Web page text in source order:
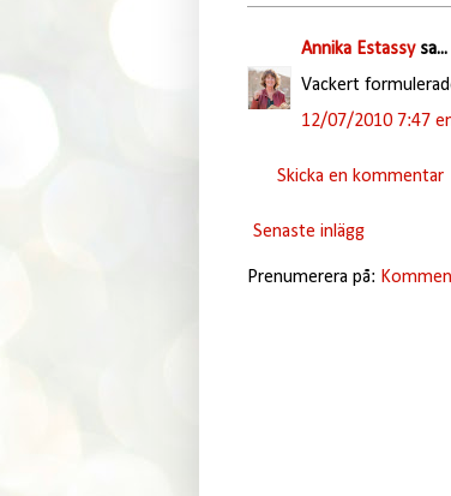
Annika Estassysa...
Vackert
12/07/2010 7:47
Skicka en kommentar
Senaste inlägg
Prenumerera på: